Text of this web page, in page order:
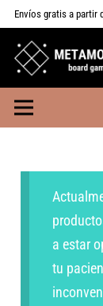
Envíos gratis a partir
a estar
tu